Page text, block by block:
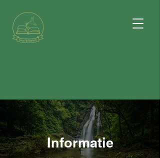
Informatie